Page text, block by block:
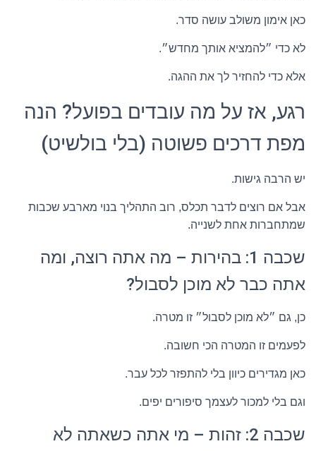
כאן אימון משולב עושה סדר.
לא כדי ״להמציא אותך מחדש״.
אלא כדי להחזיר לך את ההגה.
רגע, אז על מה עובדים בפועל? הנה
מפת דרכים פשוטה (בלי בולשיט)
יש הרבה גישות.
אבל אם רוצים לדבר תכלס, רוב התהליך בנוי מארבע שכבות
שמתחברות אחת לשנייה.
שכבה 1: בהירות – מה אתה רוצה, ומה
אתה כבר לא מוכן לסבול?
כן, גם ״לא מוכן לסבול״ זו מטרה.
לפעמים זו המטרה הכי חשובה.
כאן מגדירים כיוון בלי להתפזר לכל עבר.
וגם בלי למכור לעצמך סיפורים יפים.
שכבה 2: זהות – מי אתה כשאתה לא